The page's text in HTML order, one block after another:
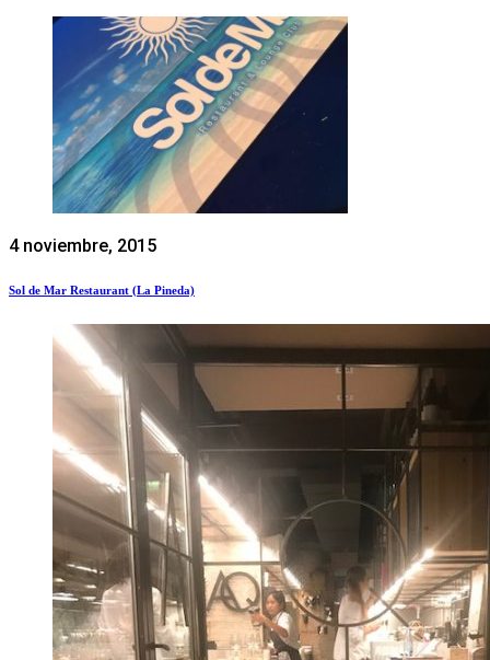
4 noviembre, 2015
Sol de Mar Restaurant (La Pineda)